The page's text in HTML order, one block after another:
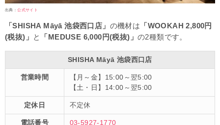
出典：公式サイト
「SHISHA Māyā 池袋西口店」 の機材は 「WOOKAH 2,800円
(税抜)」
と 「MEDUSE 6,000円(税抜)」の2種類です。
SHISHA Māyā 池袋西口店
営業時間
【月～金】15:00～翌5:00
【土・日】14:00～翌5:00
定休日 不定休
電話番号 03-5927-1770